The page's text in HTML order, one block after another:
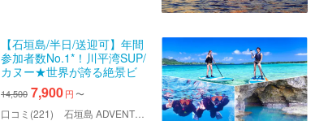
【石垣島/半日/送迎可】年間
参加者数No.1*！川平湾SUP/
カヌー★世界が誇る絶景ビ
ーチでクルージング！送迎
＆写真データ無料！
14,500 7,900円 〜
口コミ(221) 石垣島 ADVENTURE PiPi（イシガキジマアドベンチャーピピ）